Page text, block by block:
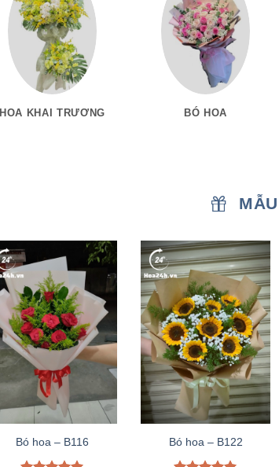
HOA KHAI TRƯƠNG BÓ HOA
Bó hoa – B116 Bó hoa – B122